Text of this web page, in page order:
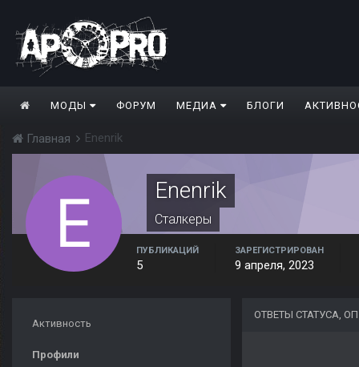
МОДЫ ФОРУМ МЕДИА БЛОГИ
Главная Enenrik
Enenrik
Сталкеры
ПУБЛИКАЦИЙ
5
ЗАРЕГИСТРИРОВАН
9 апреля, 2023
Активность
Профили
ОТВЕТЫ СТАТУСА,